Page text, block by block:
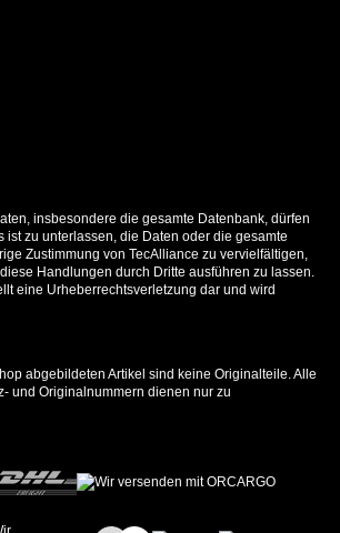
insbesondere die gesamte Datenbank, dürfen
ist zu unterlassen, die Daten oder die gesamte
Zustimmung von TecAlliance zu vervielfältigen,
Handlungen durch Dritte ausführen zu lassen.
eine Urheberrechtsverletzung dar und wird
abgebildeten Artikel sind keine Originalteile. Alle
und Originalnummern dienen nur zu